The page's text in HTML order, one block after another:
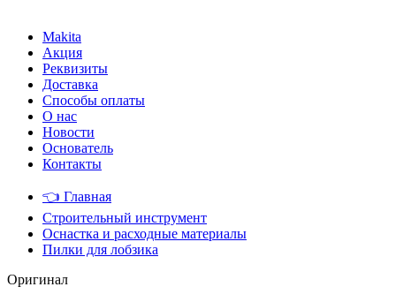
Makita
Акция
Реквизиты
Доставка
Способы оплаты
О нас
Новости
Основатель
Контакты
👈 Главная
Строительный инструмент
Оснастка и расходные материалы
Пилки для лобзика
Оригинал